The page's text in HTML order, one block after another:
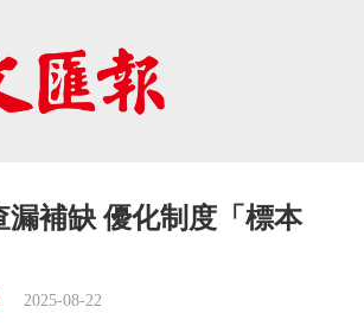
漏補缺 優化制度「標本
2025-08-22